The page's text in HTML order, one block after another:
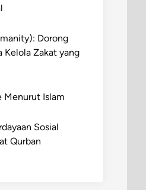
Dorong
Kelola Zakat yang
Menurut Islam
Sosial
Qurban